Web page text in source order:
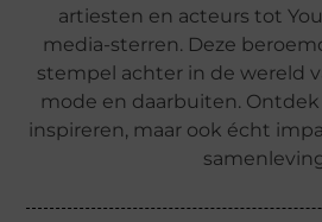
artiesten en acteurs tot
media-sterren. Deze
stempel achter in de wereld
mode en daarbuiten.
inspireren, maar ook écht